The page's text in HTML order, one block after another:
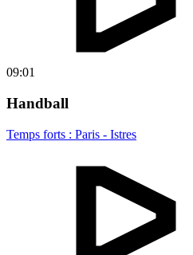
09:01
Handball
Temps forts : Paris - Istres